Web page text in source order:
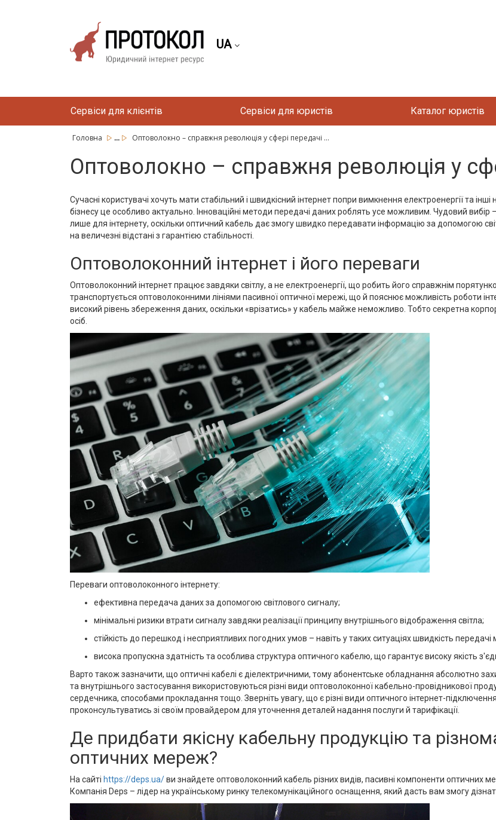
UA
Сервіси для клієнтів Сервіси для юристів Каталог юристів
Головна ... Оптоволокно – справжня революція у сфері передачі ...
Оптоволокно – справжня революція у
Сучасні користувачі хочуть мати стабільний і швидкісний інтернет попри вимкнення електроенергії та
бізнесу це особливо актуально. Інноваційні методи передачі даних роблять усе можливим. Чудовий вибір –
лише для інтернету, оскільки оптичний кабель дає змогу швидко передавати інформацію за допомогою
на величезні відстані з гарантією стабільності.
Оптоволоконний інтернет і його переваги
Оптоволоконний інтернет працює завдяки світлу, а не електроенергії, що робить його справжнім
транспортується оптоволоконними лініями пасивної оптичної мережі, що й пояснює можливість роботи
високий рівень збереження даних, оскільки «врізатись» у кабель майже неможливо. Тобто секретна
осіб.
Переваги оптоволоконного інтернету:
ефективна передача даних за допомогою світлового сигналу;
мінімальні ризики втрати сигналу завдяки реалізації принципу внутрішнього відображення світла;
стійкість до перешкод і несприятливих погодних умов – навіть у таких ситуаціях швидкість
висока пропускна здатність та особлива структура оптичного кабелю, що гарантує високу якість
Варто також зазначити, що оптичні кабелі є діелектричними, тому абонентське обладнання абсолютно
та внутрішнього застосування використовуються різні види оптоволоконної кабельно-провідникової
сердечника, способами прокладання тощо. Зверніть увагу, що є різні види оптичного інтернет-
проконсультуватись зі своїм провайдером для уточнення деталей надання послуги й тарифікації.
Де придбати якісну кабельну продукцію та
оптичних мереж?
На сайті https://deps.ua/ви знайдете оптоволоконний кабель різних видів, пасивні компоненти оптичних
Компанія Deps – лідер на українському ринку телекомунікаційного оснащення, який дасть вам змогу